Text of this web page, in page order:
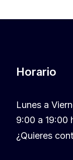
Horario
Lunes a
9:00 a 19:00
¿Quieres